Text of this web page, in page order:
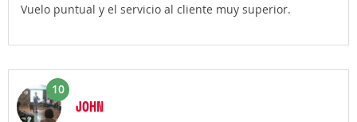
Vuelo puntual y el servicio al cliente muy superior.
10
JOHN